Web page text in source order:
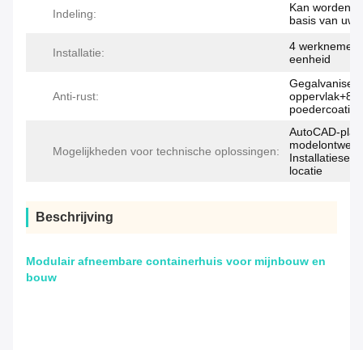
Indeling:
Kan worden
basis van uw
Installatie:
4
eenheid
Anti-rust:
poedercoating
Mogelijkheden voor technische oplossingen:
AutoCAD-
locatie
Beschrijving
Modulair afneembare containerhuis voor mijnbouw en
bouw